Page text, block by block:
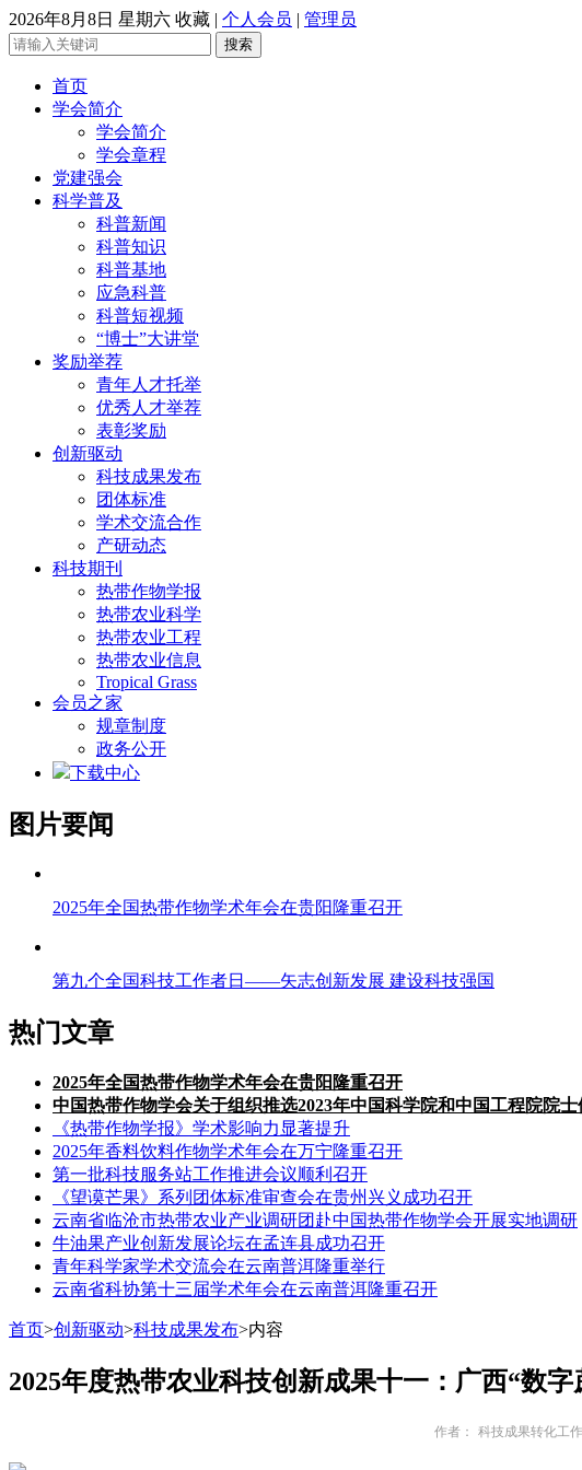
2026年8月8日 星期六 收藏 | 个人会员 | 管理员
首页
学会简介
学会简介
学会章程
党建强会
科学普及
科普新闻
科普知识
科普基地
应急科普
科普短视频
“博士”大讲堂
奖励举荐
青年人才托举
优秀人才举荐
表彰奖励
创新驱动
科技成果发布
团体标准
学术交流合作
产研动态
科技期刊
热带作物学报
热带农业科学
热带农业工程
热带农业信息
Tropical Grass
会员之家
规章制度
政务公开
下载中心
图片要闻
2025年全国热带作物学术年会在贵阳隆重召开
第九个全国科技工作者日——矢志创新发展 建设科技强国
热门文章
2025年全国热带作物学术年会在贵阳隆重召开
中国热带作物学会关于组织推选2023年中国科学院和中国工程院院
《热带作物学报》学术影响力显著提升
2025年香料饮料作物学术年会在万宁隆重召开
第一批科技服务站工作推进会议顺利召开
《望谟芒果》系列团体标准审查会在贵州兴义成功召开
云南省临沧市热带农业产业调研团赴中国热带作物学会开展实地调研
牛油果产业创新发展论坛在孟连县成功召开
青年科学家学术交流会在云南普洱隆重举行
云南省科协第十三届学术年会在云南普洱隆重召开
首页>创新驱动>科技成果发布>内容
2025年度热带农业科技创新成果十一：广西“数
作者： 科技成果转化工